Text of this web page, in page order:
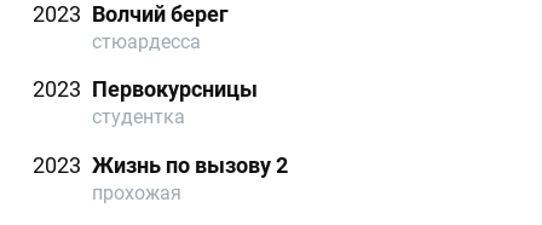
2023 Волчий берег
стюардесса
2023 Первокурсницы
студентка
2023 Жизнь по вызову 2
прохожая